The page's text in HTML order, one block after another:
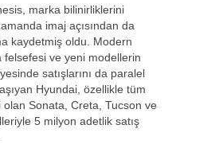
marka bilinirliklerini
imaj açısından da
kaydetmiş oldu. Modern
felsefesi ve yeni modellerin
satışlarını da paralel
Hyundai, özellikle tüm
olan Sonata, Creta, Tucson ve
5 milyon adetlik satış